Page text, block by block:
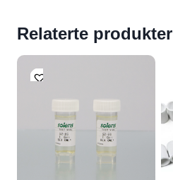
Relaterte produkter